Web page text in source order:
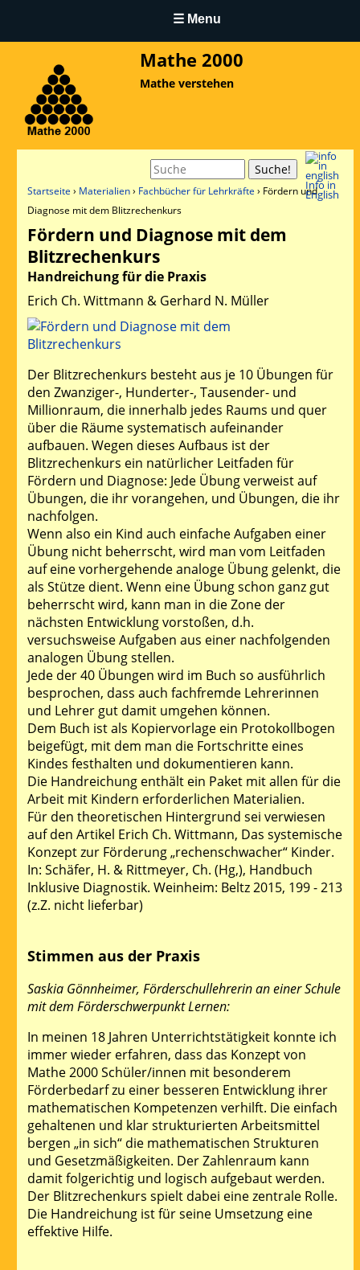
☰ Menu
Mathe 2000
Mathe verstehen
Startseite Materialien Fachbücher für Lehrkräfte
Fördern und
Diagnose mit dem Blitzrechenkurs
Fördern und Diagnose mit dem
Blitzrechenkurs
Handreichung für die Praxis
Erich Ch. Wittmann & Gerhard N. Müller
Der Blitzrechenkurs besteht aus je 10 Übungen für
den Zwanziger-, Hunderter-, Tausender- und
Millionraum, die innerhalb jedes Raums und quer
über die Räume systematisch aufeinander
aufbauen. Wegen dieses Aufbaus ist der
Blitzrechenkurs ein natürlicher Leitfaden für
Fördern und Diagnose: Jede Übung verweist auf
Übungen, die ihr vorangehen, und Übungen, die ihr
nachfolgen.
Wenn also ein Kind auch einfache Aufgaben einer
Übung nicht beherrscht, wird man vom Leitfaden
auf eine vorhergehende analoge Übung gelenkt, die
als Stütze dient. Wenn eine Übung schon ganz gut
beherrscht wird, kann man in die Zone der
nächsten Entwicklung vorstoßen, d.h.
versuchsweise Aufgaben aus einer nachfolgenden
analogen Übung stellen.
Jede der 40 Übungen wird im Buch so ausführlich
besprochen, dass auch fachfremde Lehrerinnen
und Lehrer gut damit umgehen können.
Dem Buch ist als Kopiervorlage ein Protokollbogen
beigefügt, mit dem man die Fortschritte eines
Kindes festhalten und dokumentieren kann.
Die Handreichung enthält ein Paket mit allen für die
Arbeit mit Kindern erforderlichen Materialien.
Für den theoretischen Hintergrund sei verwiesen
auf den Artikel Erich Ch. Wittmann, Das systemische
Konzept zur Förderung „rechenschwacher“ Kinder.
In: Schäfer, H. & Rittmeyer, Ch. (Hg,), Handbuch
Inklusive Diagnostik. Weinheim: Beltz 2015, 199 - 213
(z.Z. nicht lieferbar)
Stimmen aus der Praxis
Saskia Gönnheimer, Förderschullehrerin an einer Schule
mit dem Förderschwerpunkt Lernen:
In meinen 18 Jahren Unterrichtstätigkeit konnte ich
immer wieder erfahren, dass das Konzept von
Mathe 2000 Schüler/innen mit besonderem
Förderbedarf zu einer besseren Entwicklung ihrer
mathematischen Kompetenzen verhilft. Die einfach
gehaltenen und klar strukturierten Arbeitsmittel
bergen „in sich“ die mathematischen Strukturen
und Gesetzmäßigkeiten. Der Zahlenraum kann
damit folgerichtig und logisch aufgebaut werden.
Der Blitzrechenkurs spielt dabei eine zentrale Rolle.
Die Handreichung ist für seine Umsetzung eine
effektive Hilfe.
Info in
English
Suche